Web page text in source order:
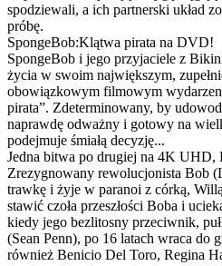
spodziewali, a ich partnerski układ
próbę.
SpongeBob:Klątwa pirata na DVD!
SpongeBob i jego przyjaciele z
życia w swoim największym,
obowiązkowym filmowym
pirata”. Zdeterminowany, by
naprawdę odważny i gotowy na
podejmuje śmiałą decyzję...
Jedna bitwa po drugiej na 4K
Zrezygnowany rewolucjonista Bob
trawkę i żyje w paranoi z córką,
stawić czoła przeszłości Boba i
kiedy jego bezlitosny przeciwnik,
(Sean Penn), po 16 latach wraca do
również Benicio Del Toro, Regina